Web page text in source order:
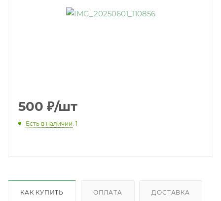
500 ₽/шт
Есть в наличии: 1
КАК КУПИТЬ ОПЛАТА ДОСТАВКА